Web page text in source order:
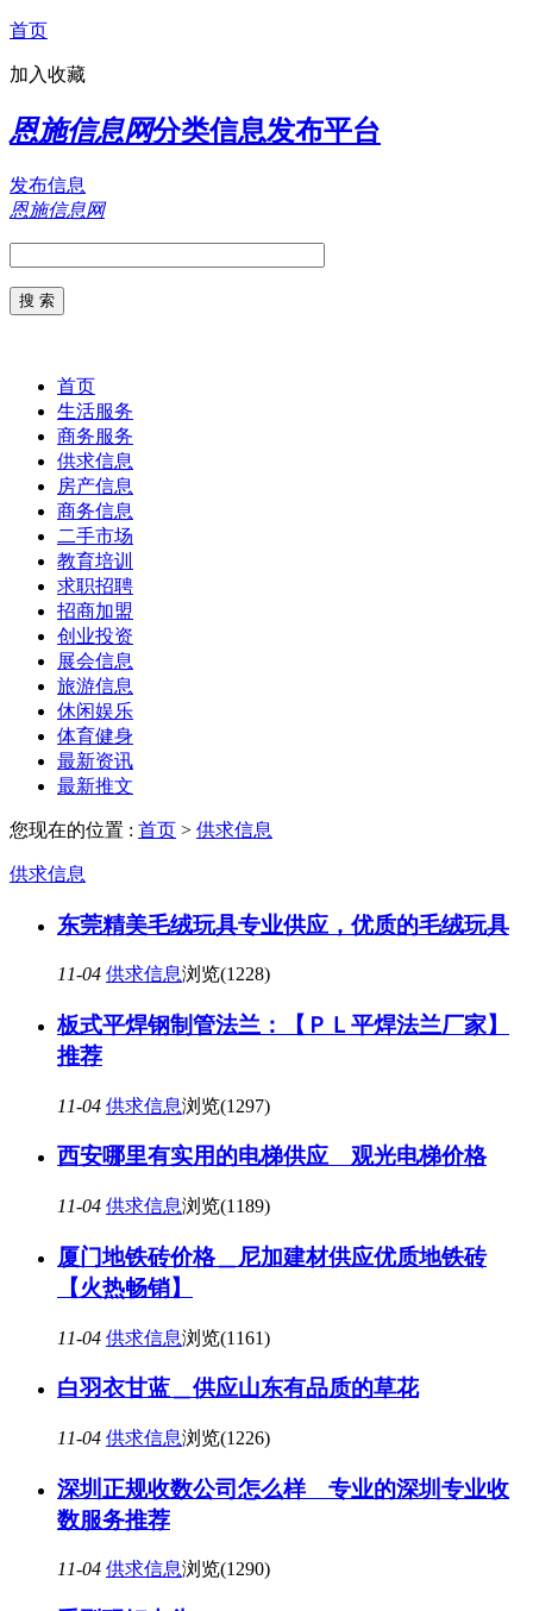
首页
加入收藏
恩施信息网分类信息发布平台
发布信息
恩施信息网
首页
生活服务
商务服务
供求信息
房产信息
商务信息
二手市场
教育培训
求职招聘
招商加盟
创业投资
展会信息
旅游信息
休闲娱乐
体育健身
最新资讯
最新推文
您现在的位置 : 首页 > 供求信息
供求信息
东莞精美毛绒玩具专业供应，优质的毛绒玩具
11-04 供求信息浏览(1228)
板式平焊钢制管法兰：【ＰＬ平焊法兰厂家】
推荐
11-04 供求信息浏览(1297)
西安哪里有实用的电梯供应 观光电梯价格
11-04 供求信息浏览(1189)
厦门地铁砖价格＿尼加建材供应优质地铁砖
【火热畅销】
11-04 供求信息浏览(1161)
白羽衣甘蓝＿供应山东有品质的草花
11-04 供求信息浏览(1226)
深圳正规收数公司怎么样 专业的深圳专业收
数服务推荐
11-04 供求信息浏览(1290)